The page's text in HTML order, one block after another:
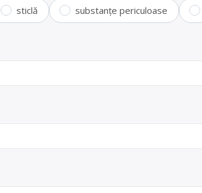
sticlă substanțe periculoase